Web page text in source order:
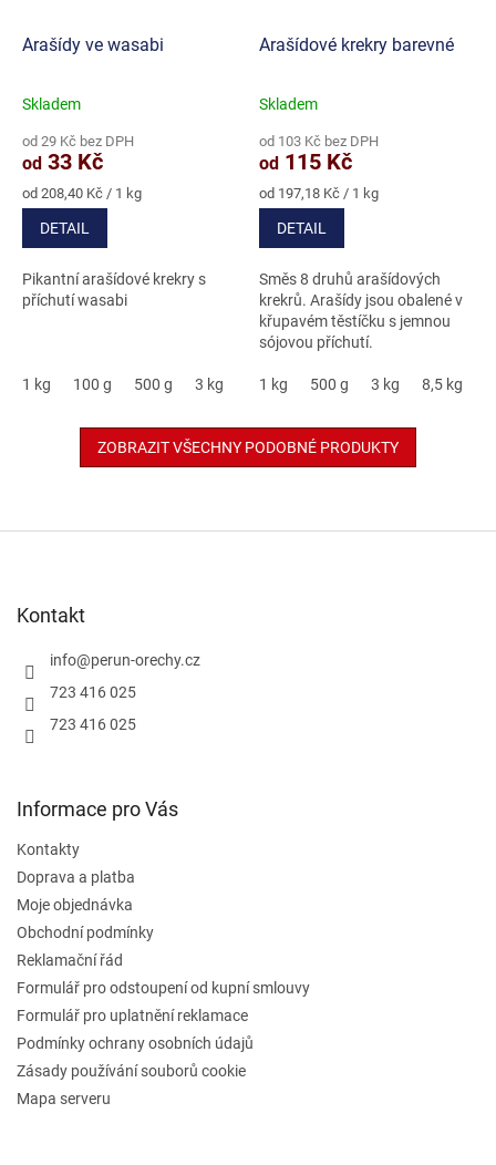
Arašídy ve wasabi
Průměrné
produktu
je
4,3
z
Skladem
od 29 Kč bez DPH
od 33 Kč
Měrná
cena:
od 208,40 Kč / 1 kg
DETAIL
Pikantní arašídové krekry s
příchutí wasabi
1 kg 100 g 500 g 3 kg 5 kg
Arašídové krekry barevné
Průměrné
produktu
je
5,0
z
Skladem
od 103 Kč bez DPH
od 115 Kč
Měrná
cena:
od 197,18 Kč / 1 kg
DETAIL
Směs 8 druhů arašídových
krekrů. Arašídy jsou obalené v
křupavém těstíčku s jemnou
sójovou příchutí.
1 kg 500 g 3 kg 8,5 kg
ZOBRAZIT VŠECHNY PODOBNÉ PRODUKTY
Kontakt
info@perun-orechy.cz
723 416 025
723 416 025
Informace pro Vás
Kontakty
Doprava a platba
Moje objednávka
Obchodní podmínky
Reklamační řád
Formulář pro odstoupení od kupní smlouvy
Formulář pro uplatnění reklamace
Podmínky ochrany osobních údajů
Zásady používání souborů cookie
Mapa serveru